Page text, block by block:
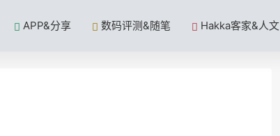
APP&分享 数码评测&随笔 Hakka客家&人文